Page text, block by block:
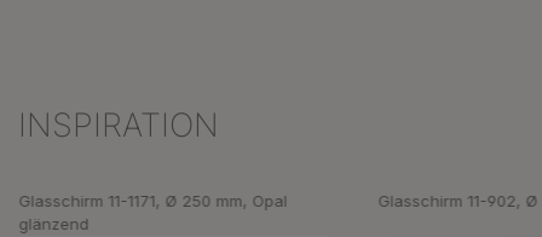
Produktgalerie überspringen
INSPIRATION
Glasschirm 11-1171, Ø 250 mm, Opal
glänzend
Glasschirm 11-902,